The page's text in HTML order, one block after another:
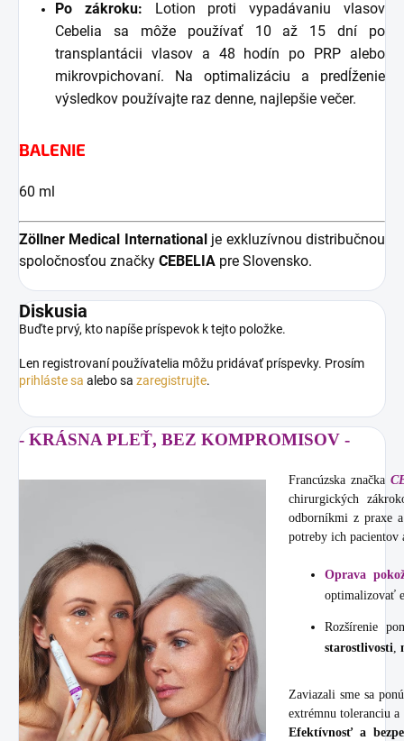
Po zákroku: Lotion proti vypadávaniu vlasov
Cebelia sa môže používať 10 až 15 dní po
transplantácii vlasov a 48 hodín po PRP alebo
mikrovpichovaní. Na optimalizáciu a predĺženie
výsledkov používajte raz denne, najlepšie večer.
BALENIE
60 ml
Zöllner Medical International je exkluzívnou distribučnou
spoločnosťou značky CEBELIA pre Slovensko.
Diskusia
Buďte prvý, kto napíše príspevok k tejto položke.
Len registrovaní používatelia môžu pridávať príspevky. Prosím
prihláste sa alebo sa zaregistrujte.
- KRÁSNA PLEŤ, BEZ KOMPROMISOV -
Francúzska značka
chirurgických
odborníkmi z praxe
potreby ich pacientov
Oprava
optimalizovať
Rozšírenie
starostlivosti,
Zaviazali sme sa
extrémnu toleranciu
Efektívnosť a